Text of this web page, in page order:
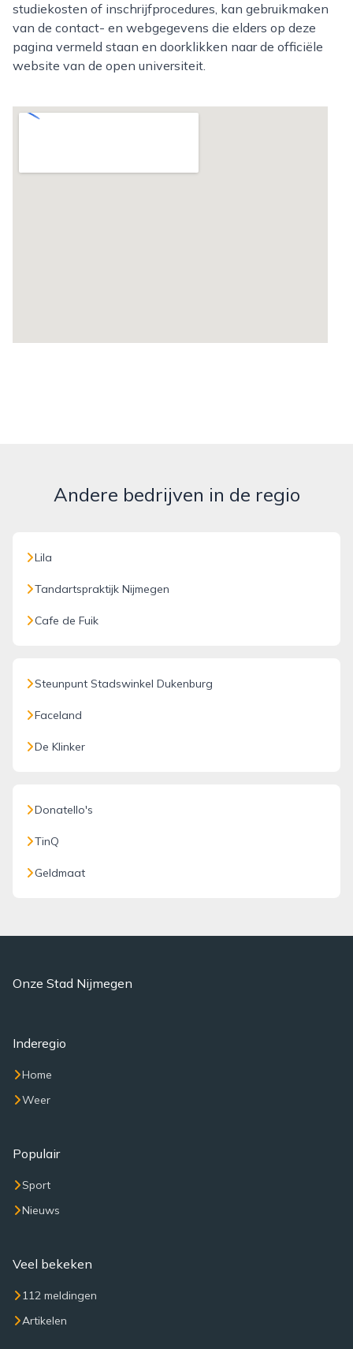
studiekosten of inschrijfprocedures, kan gebruikmaken
van de contact- en webgegevens die elders op deze
pagina vermeld staan en doorklikken naar de officiële
website van de open universiteit.
Andere bedrijven in de regio
Lila
Tandartspraktijk Nijmegen
Cafe de Fuik
Steunpunt Stadswinkel Dukenburg
Faceland
De Klinker
Donatello's
TinQ
Geldmaat
Onze Stad Nijmegen
Inderegio
Home
Weer
Populair
Sport
Nieuws
Veel bekeken
112 meldingen
Artikelen